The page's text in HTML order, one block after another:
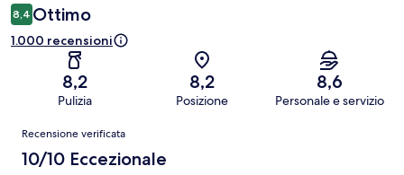
8,4 Ottimo
1.000 recensioni
8,2
Pulizia
8,2
Posizione
8,6
Personale e servizio
Recensioni
Recensione verificata
10/10 Eccezionale